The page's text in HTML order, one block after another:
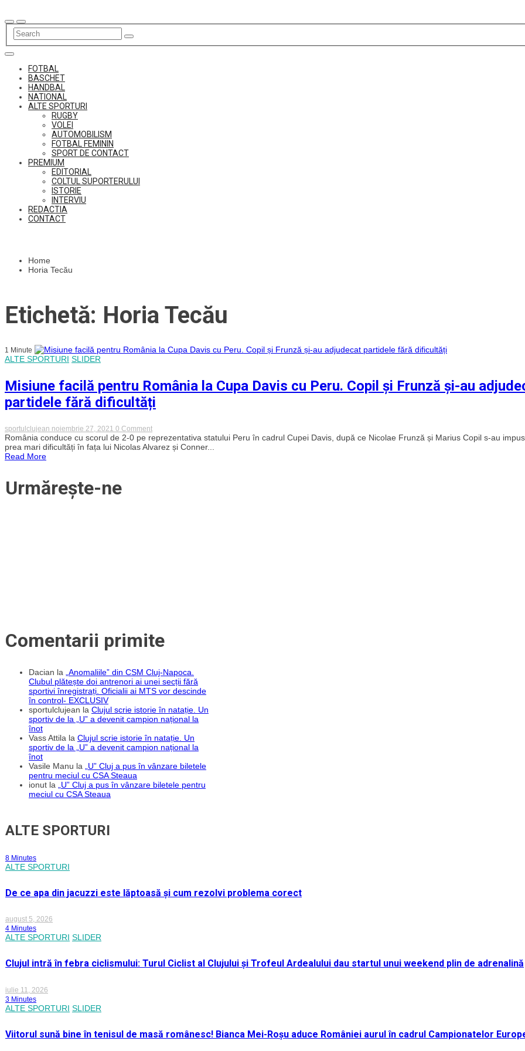
to
content
FOTBAL
BASCHET
HANDBAL
NATIONAL
ALTE SPORTURI
RUGBY
VOLEI
AUTOMOBILISM
FOTBAL FEMININ
SPORT DE CONTACT
PREMIUM
EDITORIAL
COLTUL SUPORTERULUI
ISTORIE
INTERVIU
REDACTIA
CONTACT
Home
Horia Tecău
Etichetă: Horia Tecău
1 Minute
ALTE SPORTURI SLIDER
Misiune facilă pentru România la Cupa Davis cu Peru. Copil și Frunză și-au
partidele fără dificultăți
sportulclujean noiembrie 27, 2021 0 Commenton
Misiune
facilă
pentru
România conduce cu scorul de 2-0 pe reprezentativa statului Peru în cadrul Cupei Davis, după ce Nicolae Frunză și Marius Copil s-au
prea mari dificultăți în fața lui Nicolas Alvarez și Conner...
Read More
Urmărește-ne
Comentarii primite
Dacian la
„Anomaliile” din CSM Cluj-Napoca.
Clubul plătește doi antrenori ai unei secții fără
sportivi înregistrați. Oficialii ai MTS vor descinde
în control- EXCLUSIV
sportulclujean la Clujul scrie istorie în natație. Un
sportiv de la „U” a devenit campion național la
înot
Vass Attila la Clujul scrie istorie în natație. Un
sportiv de la „U” a devenit campion național la
înot
Vasile Manu la
„U” Cluj a pus în vânzare biletele
pentru meciul cu CSA Steaua
ionut la
„U” Cluj a pus în vânzare biletele pentru
meciul cu CSA Steaua
ALTE SPORTURI
8 Minutes
ALTE SPORTURI
De ce apa din jacuzzi este lăptoasă și cum rezolvi problema corect
august 5, 2026
4 Minutes
ALTE SPORTURI SLIDER
Clujul intră în febra ciclismului: Turul Ciclist al Clujului și Trofeul Ardealului dau startul unui weekend plin de adrenalină
iulie 11, 2026
3 Minutes
ALTE SPORTURI SLIDER
Viitorul sună bine în tenisul de masă românesc! Bianca Mei-Roșu aduce României aurul în cadrul Campionatelor